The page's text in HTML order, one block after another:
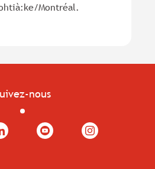
Montréal.
nous
YouTube Instagram